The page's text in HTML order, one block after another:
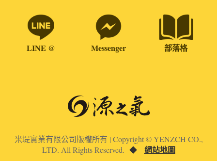
LINE @ Messenger 部落格
米堤實業有限公司版權所有 | Copyright © YENZCH CO.,
LTD. All Rights Reserved. ◆ 網站地圖